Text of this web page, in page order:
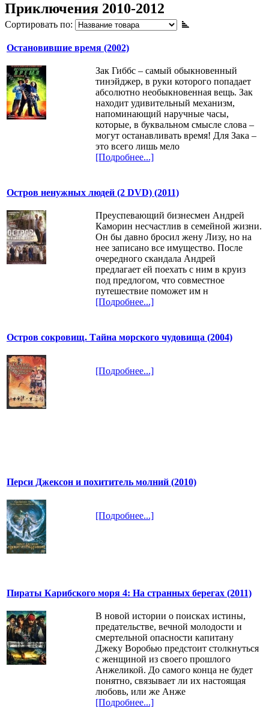
Приключения 2010-2012
Сортировать по:
Остановившие время (2002)
Зак Гиббс – самый обыкновенный
тинэйджер, в руки которого попадает
абсолютно необыкновенная вещь. Зак
находит удивительный механизм,
напоминающий наручные часы,
которые, в буквальном смысле слова –
могут останавливать время! Для Зака –
это всего лишь мело
[Подробнее...]
Остров ненужных людей (2 DVD) (2011)
Преуспевающий бизнесмен Андрей
Каморин несчастлив в семейной жизни.
Он бы давно бросил жену Лизу, но на
нее записано все имущество. После
очередного скандала Андрей
предлагает ей поехать с ним в круиз
под предлогом, что совместное
путешествие поможет им н
[Подробнее...]
Остров сокровищ. Тайна морского чудовища (2004)
[Подробнее...]
Перси Джексон и похититель молний (2010)
[Подробнее...]
Пираты Карибского моря 4: На странных берегах (2011)
В новой истории о поисках истины,
предательстве, вечной молодости и
смертельной опасности капитану
Джеку Воробью предстоит столкнуться
с женщиной из своего прошлого
Анжеликой. До самого конца не будет
понятно, связывает ли их настоящая
любовь, или же Анже
[Подробнее...]